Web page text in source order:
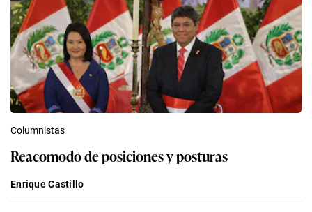
Columnistas
Reacomodo de posiciones y posturas
Enrique Castillo